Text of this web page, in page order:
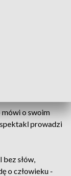
o swoim
prowadzi
słów,
o człowieku -